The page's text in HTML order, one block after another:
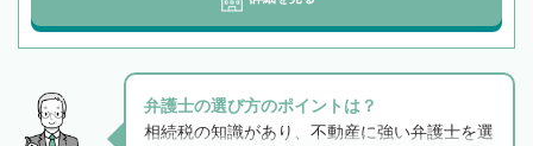
弁護士の選び方のポイントは？
相続税の知識があり、不動産に強い弁護士を選